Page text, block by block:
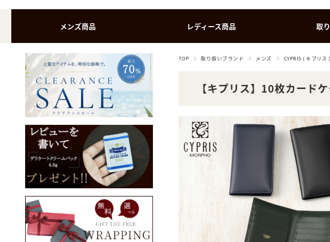
メンズ商品
長財布（小銭入れあ
り）
三つ折り財布 コンパクト財布 札ばさみ
パス入れ 手帳（手帳カバー） キーケース
スマホケース ステーショナリー
レディース商品
バッグ・ポーチ類
コンパクト財布 名刺入れ パス入れ
ウォッチバンド ステーショナリー その他
取
CYPRIS CYPRIS COLLECTION Neu Interesse
TOP 取り扱いブランド メンズ CYPRIS ( キプリス )
【キプリス】10枚カード